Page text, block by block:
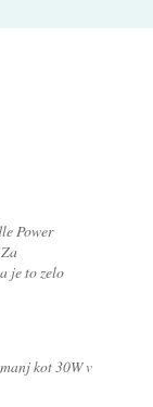
Power
je to zelo
kot 30W v